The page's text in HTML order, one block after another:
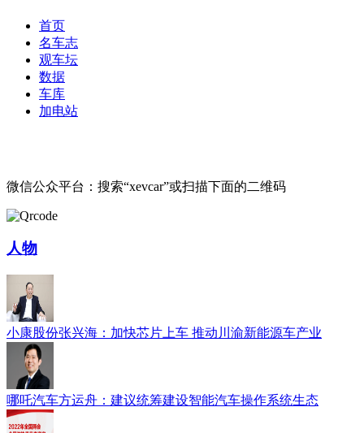
首页
名车志
观车坛
数据
车库
加电站
微信公众平台：搜索“xevcar”或扫描下面的二维码
人物
小康股份张兴海：加快芯片上车 推动川渝新能源车产业
哪吒汽车方运舟：建议统筹建设智能汽车操作系统生态